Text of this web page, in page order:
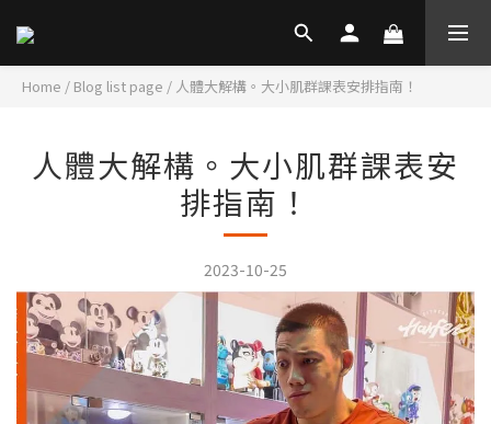
Home / Blog list page / 人體大解構。大小肌群課表安排指南！
人體大解構。大小肌群課表安
排指南！
2023-10-25